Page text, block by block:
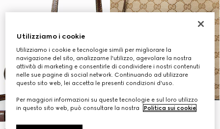
Utilizziamo i cookie
Utilizziamo i cookie e tecnologie simili per migliorare la
navigazione del sito, analizzarne l'utilizzo, agevolare la nostra
attività di marketing e consentirle di condividere i nostri contenuti
nelle sue pagine di social network. Continuando ad utilizzare
questo sito web, lei accetta le presenti condizioni d'uso.
Per maggiori informazioni su queste tecnologie e sul loro utilizzo
in questo sito web, può consultare la nostra
Politica sui cookie.